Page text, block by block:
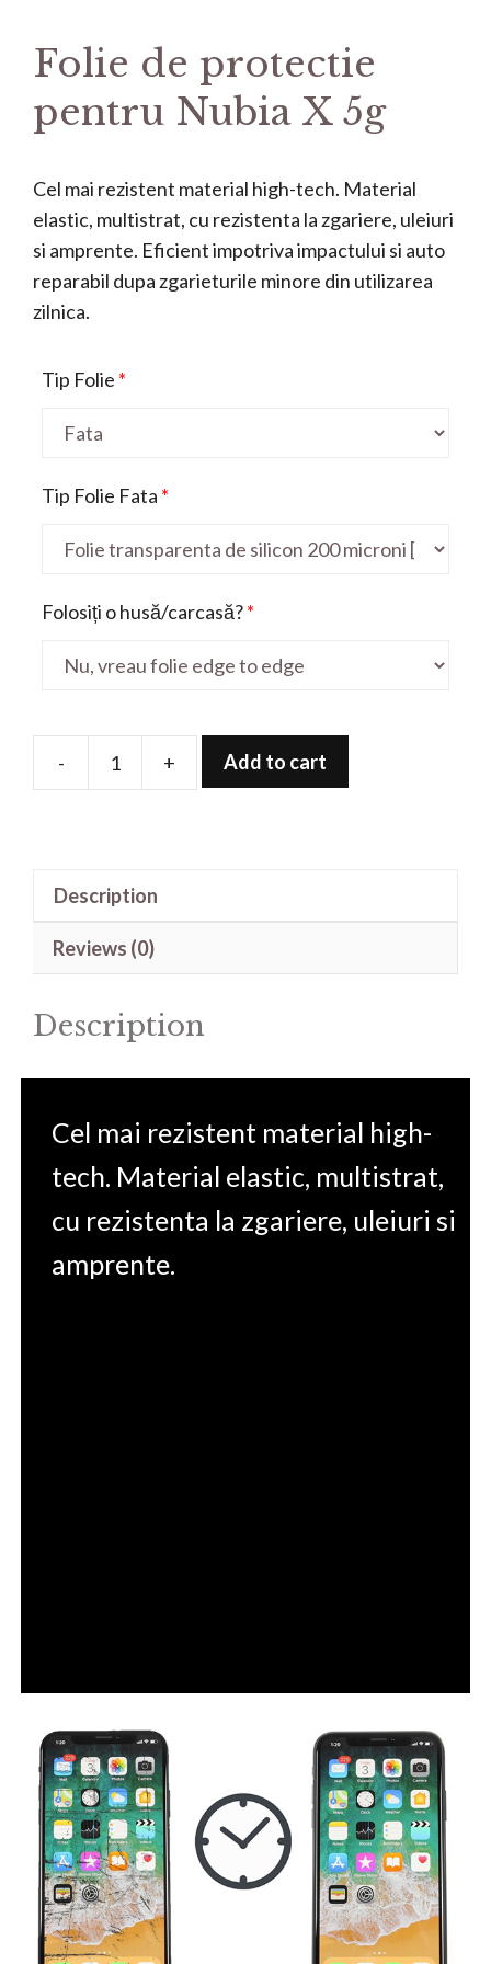
Folie de protectie
pentru Nubia X 5g
Cel mai rezistent material high-tech. Material
elastic, multistrat, cu rezistenta la zgariere, uleiuri
si amprente. Eficient impotriva impactului si auto
reparabil dupa zgarieturile minore din utilizarea
zilnica.
Tip Folie *
Tip Folie Fata *
Folosiți o husă/carcasă?*
-
Folie
+ Add to cart
Description
Reviews (0)
Description
Cel mai rezistent material high-
tech. Material elastic, multistrat,
cu rezistenta la zgariere, uleiuri si
amprente.